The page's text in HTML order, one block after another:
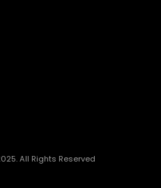
All Rights Reserved